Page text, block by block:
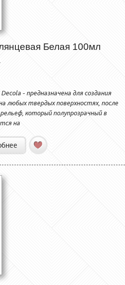
Белая 100мл
- предназначена для создания
любых твердых поверхностях, после
который полупрозрачный в
на